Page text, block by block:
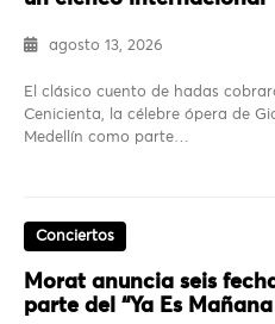
agosto 13, 2026
El clásico cuento de hadas
Cenicienta, la célebre ópera de
Medellín como parte…
Conciertos
Morat anuncia seis
parte del “Ya Es